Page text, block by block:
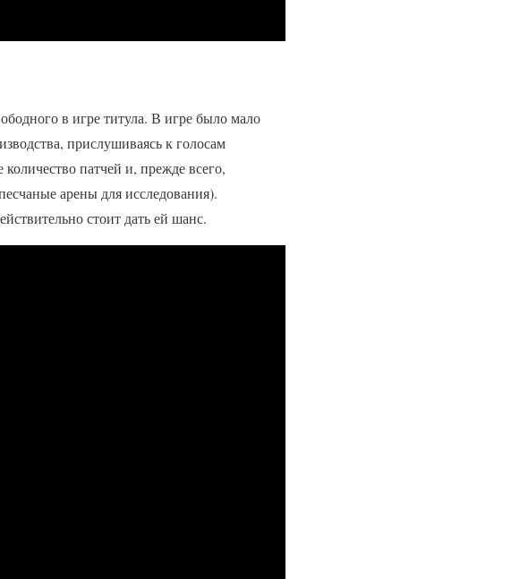
в игре титула. В игре было мало
прислушиваясь к голосам
патчей и, прежде всего,
арены для исследования).
стоит дать ей шанс.